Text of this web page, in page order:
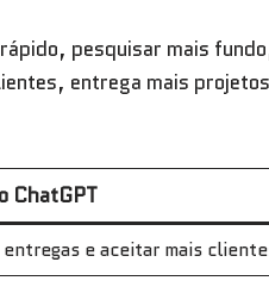
pesquisar mais
entrega mais
ChatGPT
e aceitar mais